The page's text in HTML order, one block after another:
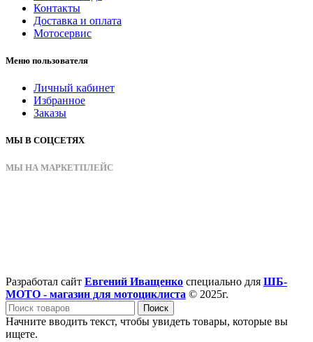
Контакты
Доставка и оплата
Мотосервис
Меню пользователя
Личный кабинет
Избранное
Заказы
МЫ В СОЦСЕТЯХ
МЫ НА МАРКЕТПЛЕЙС
Разработал сайт Евгений Иващенко специально для ШБ-
МОТО - магазин для мотоциклиста © 2025г.
Поиск
Начните вводить текст, чтобы увидеть товары, которые вы
ищете.